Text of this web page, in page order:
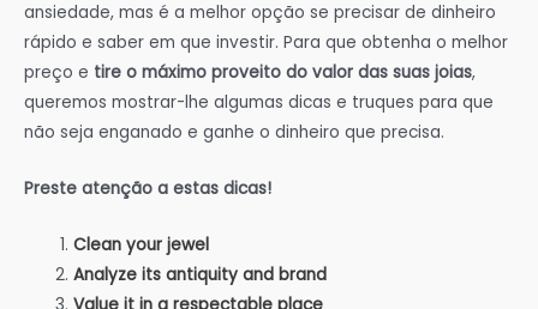
ansiedade, mas é a melhor opção se precisar de dinheiro
rápido e saber em que investir. Para que obtenha o melhor
preço e tire o máximo proveito do valor das suas joias,
queremos mostrar-lhe algumas dicas e truques para que
não seja enganado e ganhe o dinheiro que precisa.
Preste atenção a estas dicas!
Clean your jewel
Analyze its antiquity and brand